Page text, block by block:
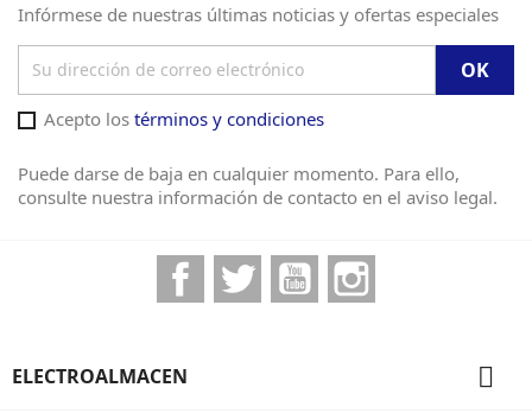
Infórmese de nuestras últimas noticias y ofertas especiales
Acepto los términos y condiciones
Puede darse de baja en cualquier momento. Para ello,
consulte nuestra información de contacto en el aviso legal.
FacebookTwitter YouTube
ELECTROALMACEN 